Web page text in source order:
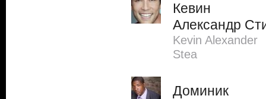
Кевин
Александр
Kevin Alexander
Stea
Доминик